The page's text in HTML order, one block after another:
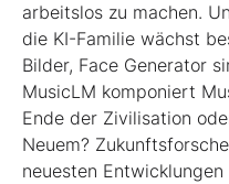
arbeitslos zu machen.
die KI-Familie wächst
Bilder, Face Generator
MusicLM komponiert
Ende der Zivilisation
Neuem?
neuesten